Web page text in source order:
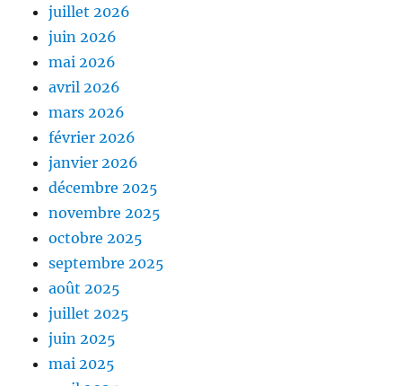
juillet 2026
juin 2026
mai 2026
avril 2026
mars 2026
février 2026
janvier 2026
décembre 2025
novembre 2025
octobre 2025
septembre 2025
août 2025
juillet 2025
juin 2025
mai 2025